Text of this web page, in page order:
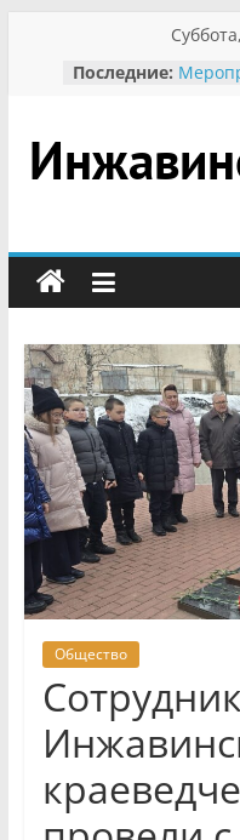
содержимому
Последние:
В
сельский
портал
Общество